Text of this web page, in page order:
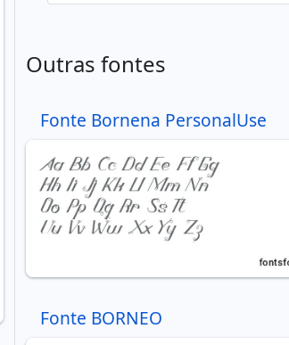
Outras fontes
Fonte Bornena PersonalUse
Fonte BORNEO